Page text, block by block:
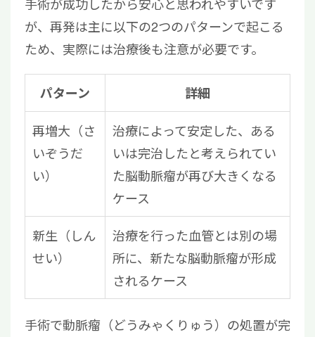
手術が成功したから安心と思われやすいです
が、再発は主に以下の2つのパターンで起こる
ため、実際には治療後も注意が必要です。
パターン 詳細
再増大（さ
いぞうだ
い）
治療によって安定した、ある
いは完治したと考えられてい
た脳動脈瘤が再び大きくなる
ケース
新生（しん
せい）
治療を行った血管とは別の場
所に、新たな脳動脈瘤が形成
されるケース
手術で動脈瘤（どうみゃくりゅう）の処置が完